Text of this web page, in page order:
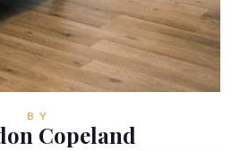
BY
Copeland